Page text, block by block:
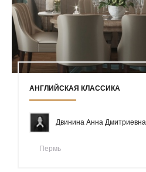
АНГЛИЙСКАЯ КЛАССИКА
Двинина Анна Дмитриевна
Пермь